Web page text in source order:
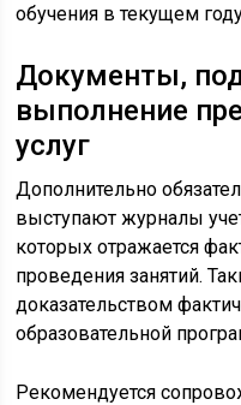
обучения в текущем
Документы,
выполнение
услуг
Дополнительно
выступают журналы
которых отражается
проведения занятий.
доказательством
образовательной
Рекомендуется